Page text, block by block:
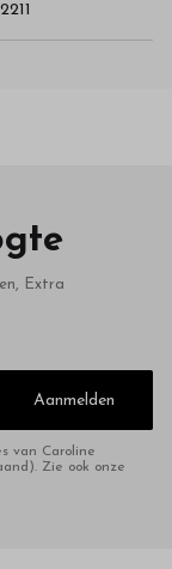
Extra
Aanmelden
van Caroline
Zie ook onze